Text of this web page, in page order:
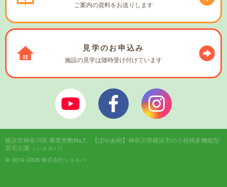
ご案内の資料をお送りします
見学のお申込み
施設の見学は随時受け付けています
ぼやあ樹Youtube シェルパフェイスブック
© 2014-2026 株式会社シェルパ
横浜市神奈川区 事業所数No,1。
【ぼやあ樹】神奈川県横浜市の小規模多機能型
居宅介護（シェルパ）